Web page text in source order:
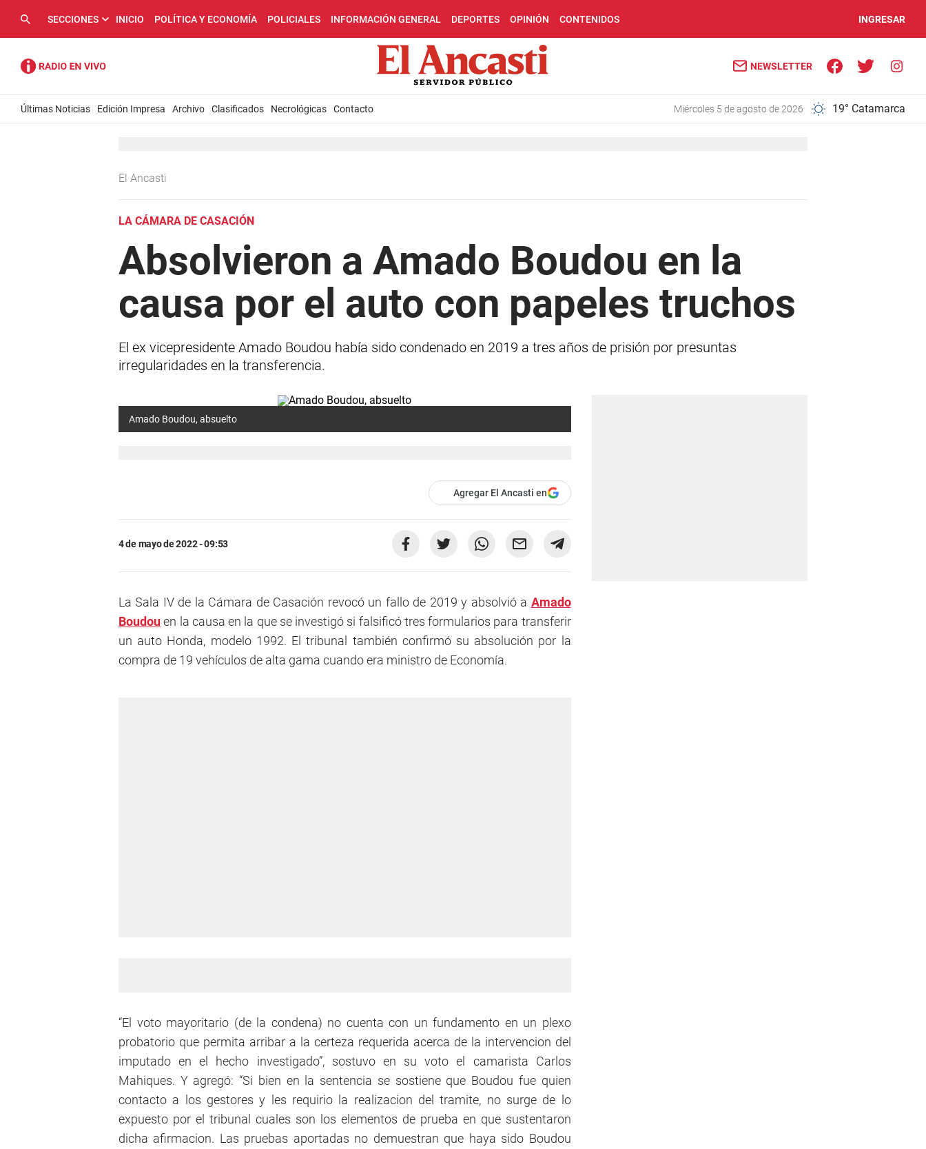
SECCIONES INICIO POLÍTICA Y ECONOMÍA POLICIALES INFORMACIÓN GENERAL DEPORTES OPINIÓN CONTENIDOS INGRESAR
NEWSLETTER
Últimas Noticias Edición Impresa Archivo Clasificados Necrológicas Contacto miércoles 5 de agosto de 2026 19° Catamarca
El Ancasti
LA CÁMARA DE CASACIÓN
Absolvieron a Amado Boudou en la
causa por el auto con papeles truchos
El ex vicepresidente Amado Boudou había sido condenado en 2019 a tres años de prisión por presuntas
irregularidades en la transferencia.
Amado Boudou, absuelto
Agregar El Ancasti en
4 de mayo de 2022 - 09:53
La Sala IV de la Cámara de Casación revocó un fallo de 2019 y absolvió a Amado
Boudou en la causa en la que se investigó si falsificó tres formularios para transferir
un auto Honda, modelo 1992. El tribunal también confirmó su absolución por la
compra de 19 vehículos de alta gama cuando era ministro de Economía.
“El voto mayoritario (de la condena) no cuenta con un fundamento en un plexo
probatorio que permita arribar a la certeza requerida acerca de la intervencion del
imputado en el hecho investigado”, sostuvo en su voto el camarista Carlos
Mahiques. Y agregó: “Si bien en la sentencia se sostiene que Boudou fue quien
contacto a los gestores y les requirio la realizacion del tramite, no surge de lo
expuesto por el tribunal cuales son los elementos de prueba en que sustentaron
dicha afirmacion. Las pruebas aportadas no demuestran que haya sido Boudou